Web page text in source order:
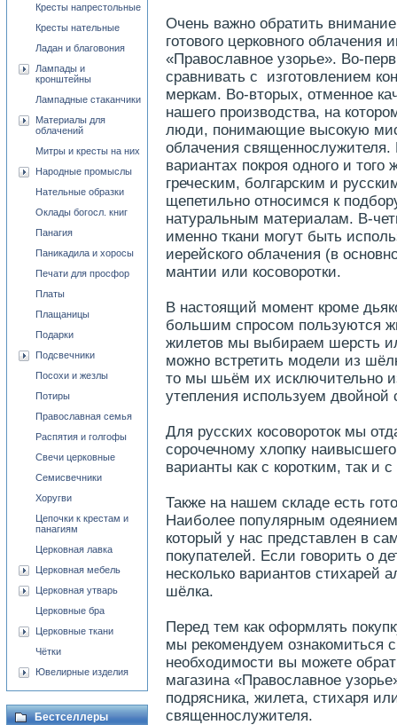
Очень важно обратить
готового церковного
«Православное узорье». Во-
сравнивать с изготовлением
меркам. Во-вторых, отменное
нашего производства, на
люди, понимающие высокую
облачения
вариантах покроя одного и
греческим, болгарским и
щепетильно относимся к
натуральным материалам. В-
именно ткани могут быть
иерейского облачения (в
мантии или косоворотки.
В настоящий момент кроме
большим спросом пользуются
жилетов мы выбираем шерсть
можно встретить модели из
то мы шьём их исключительно
утепления используем двойной
Для русских косовороток мы
сорочечному хлопку
варианты как с коротким, так и
Также на нашем складе есть
Наиболее популярным
который у нас представлен в
покупателей. Если говорить о
несколько вариантов стихарей
шёлка.
Перед тем как оформлять
мы рекомендуем ознакомиться
необходимости вы можете
магазина «Православное
подрясника, жилета, стихаря
священнослужителя.
Кресты напрестольные
Кресты нательные
Ладан и благовония
Лампады и
кронштейны
Лампадные стаканчики
Материалы для
облачений
Митры и кресты на них
Народные промыслы
Нательные образки
Оклады богосл. книг
Панагия
Паникадила и хоросы
Печати для просфор
Платы
Плащаницы
Подарки
Подсвечники
Посохи и жезлы
Потиры
Православная семья
Распятия и голгофы
Свечи церковные
Семисвечники
Хоругви
Цепочки к крестам и
панагиям
Церковная лавка
Церковная мебель
Церковная утварь
Церковные бра
Церковные ткани
Чётки
Ювелирные изделия
Бестселлеры